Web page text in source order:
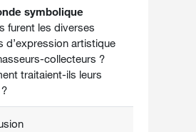
symbolique
furent les diverses
d’expression artistique
collecteurs ?
traitaient-ils leurs